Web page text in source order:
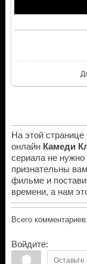
На этой
онлайн Камеди
сериала не
признательны
фильме и
времени, а нам
Всего комментариев:
Войдите: